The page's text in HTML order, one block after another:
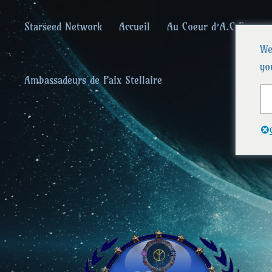
Starseed Network Accueil Au Coeur d’A.C.F.
Ambassadeurs de Paix Stellaire
Alliances
Que la paix prévale sur la Terre et dans